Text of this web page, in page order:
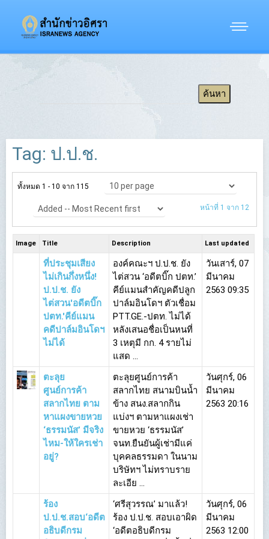
Tag: ป.ป.ช.
ทั้งหมด 1 - 10 จาก 115
หน้าที่ 1 จาก 12
Image Title Description Last updated
ที่ประชุมเสียง
ไม่เกินกึ่งหนึ่ง!
ป.ป.ช. ยัง
ไต่สวน'อดีตบิ๊ก
ปตท.'คีย์แมน
คดีปาล์มอินโดฯ
ไม่ได้
องค์คณะฯ ป.ป.ช. ยัง
ไต่สวน ‘อดีตบิ๊ก ปตท.’
คีย์แมนสำคัญคดีปลูก
ปาล์มอินโดฯ ตัวเชื่อม
PTT.GE.-ปตท. ไม่ได้
หลังเสนอชื่อเป็นหนที่
3 เหตุมี กก. 4 รายไม่
แสด ...
วันเสาร์, 07
มีนาคม
2563 09:35
ตะลุย
ศูนย์การค้า
สลากไทย ตาม
หาแผงขายหวย
‘ธรรมนัส’ มีจริง
ไหม-ให้ใครเช่า
อยู่?
ตะลุยศูนย์การค้า
สลากไทย สนามบินน้ำ
ข้าง สนง.สลากกิน
แบ่งฯ ตามหาแผงเช่า
ขายหวย ‘ธรรมนัส’
จนท.ยืนยันผู้เช่ามีแค่
บุคคลธรรมดา ในนาม
บริษัทฯ ไม่ทราบราย
ละเอีย ...
วันศุกร์, 06
มีนาคม
2563 20:16
ร้อง
ป.ป.ช.สอบ‘อดีต
อธิบดีกรม
‘ศรีสุวรรณ’ มาแล้ว!
ร้อง ป.ป.ช. สอบเอาผิด
‘อดีตอธิบดีกรม
วันศุกร์, 06
มีนาคม
2563 12:00